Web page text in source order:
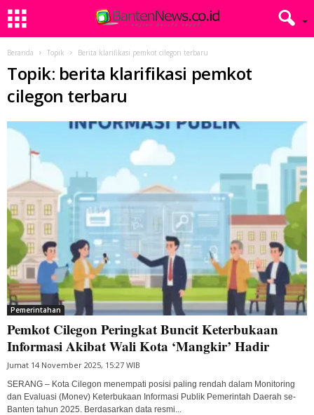
Beranda Topik Berita klarifikasi pemkot cilegon terbaru
Topik: berita klarifikasi pemkot
cilegon terbaru
Pemerintahan
Pemkot Cilegon Peringkat Buncit Keterbukaan
Informasi Akibat Wali Kota ‘Mangkir’ Hadir
Jumat 14 November 2025, 15:27 WIB
SERANG – Kota Cilegon menempati posisi paling rendah dalam Monitoring
dan Evaluasi (Monev) Keterbukaan Informasi Publik Pemerintah Daerah se-
Banten tahun 2025. Berdasarkan data resmi...